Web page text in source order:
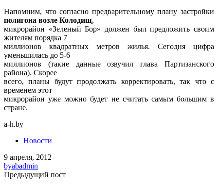
Напомним, что согласно предварительному плану застройки
полигона возле Колодищ,
микрорайон «Зеленый Бор» должен был предложить своим
жителям порядка 7
миллионов квадратных метров жилья. Сегодня цифра
уменьшилась до 5-6
миллионов (такие данные озвучил глава Партизанского
района). Скорее
всего, планы будут продолжать корректировать, так что с
временем этот
микрорайон уже можно будет не считать самым большим в
стране.
a-h.by
Новости
9 апреля, 2012
byabadmin
Предыдущий пост